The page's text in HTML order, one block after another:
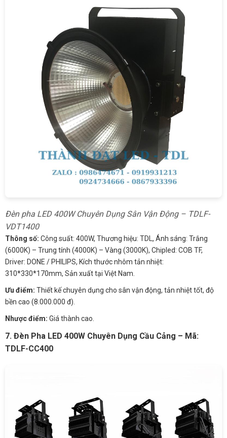
Đèn pha LED 400W Chuyên Dụng Sân Vận Động – TDLF-
VDT1400
Thông số: Công suất: 400W, Thương hiệu: TDL, Ánh sáng: Trắng
(6000K) – Trung tính (4000K) – Vàng (3000K), Chipled: COB TF,
Driver: DONE / PHILIPS, Kích thước nhôm tản nhiệt:
310*330*170mm, Sản xuất tại Việt Nam.
Ưu điểm: Thiết kế chuyên dụng cho sân vận động, tản nhiệt tốt, độ
bền cao (8.000.000 đ).
Nhược điểm: Giá thành cao.
7. Đèn Pha LED 400W Chuyên Dụng Cầu Cảng – Mã:
TDLF-CC400